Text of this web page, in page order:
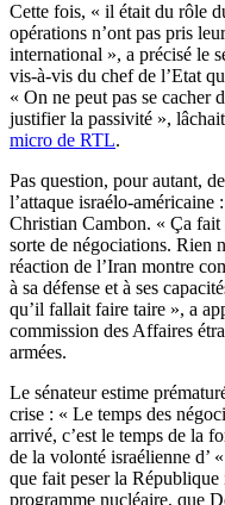
Cette fois, « il était du rôle
opérations n’ont pas pris
international », a précisé le
vis-à-vis du chef de l’Etat
« On ne peut pas se cacher
justifier la passivité »,
micro de RTL.
Pas question, pour autant,
l’attaque israélo-
Christian Cambon. « Ça fait
sorte de négociations. Rien
réaction de l’Iran montre
à sa défense et à ses
qu’il fallait faire taire », a
commission des Affaires
armées.
Le sénateur estime
crise : « Le temps des
arrivé, c’est le temps de la
de la volonté israélienne d’
que fait peser la
programme nucléaire, que